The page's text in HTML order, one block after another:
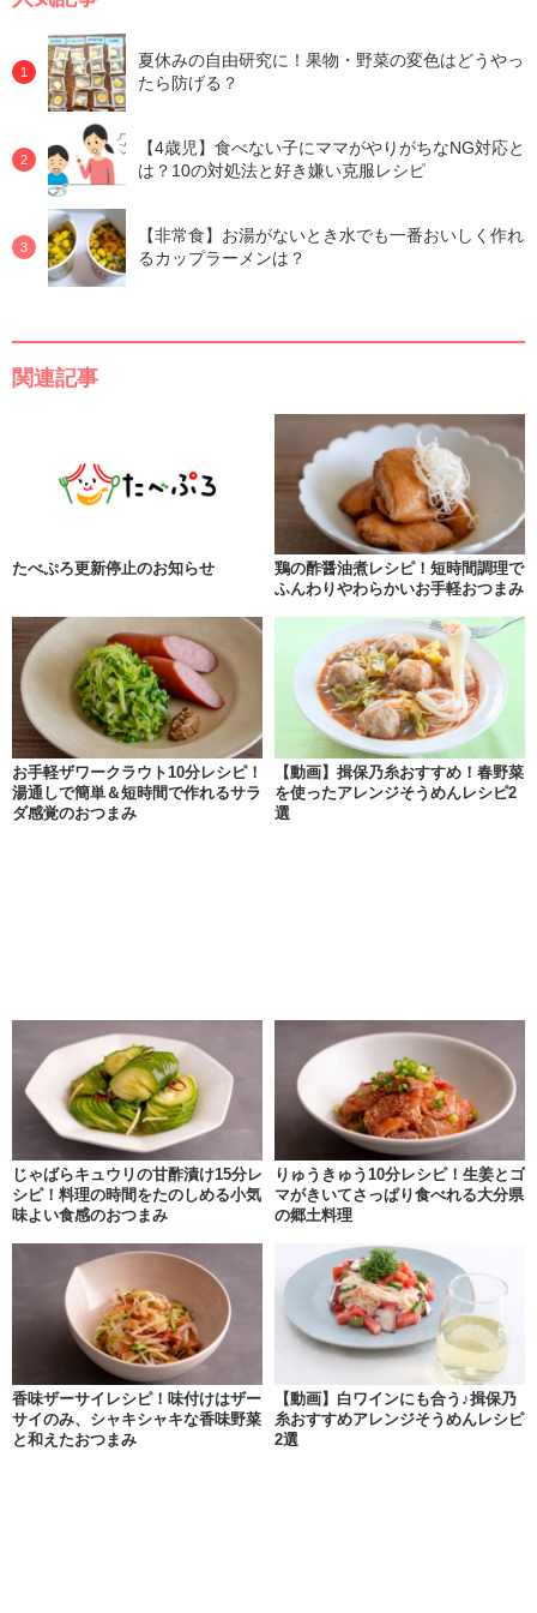
夏休みの自由研究に！果物・野菜の変色はどうやっ
たら防げる？
【4歳児】食べない子にママがやりがちなNG対応と
は？10の対処法と好き嫌い克服レシピ
【非常食】お湯がないとき水でも一番おいしく作れ
るカップラーメンは？
関連記事
たべぷろ更新停止のお知らせ
鶏の酢醤油煮レシピ！短時間調理で
ふんわりやわらかいお手軽おつまみ
お手軽ザワークラウト10分レシピ！
湯通しで簡単＆短時間で作れるサラ
ダ感覚のおつまみ
【動画】揖保乃糸おすすめ！春野菜
を使ったアレンジそうめんレシピ2
選
じゃばらキュウリの甘酢漬け15分レ
シピ！料理の時間をたのしめる小気
味よい食感のおつまみ
りゅうきゅう10分レシピ！生姜とゴ
マがきいてさっぱり食べれる大分県
の郷土料理
香味ザーサイレシピ！味付けはザー
サイのみ、シャキシャキな香味野菜
と和えたおつまみ
【動画】白ワインにも合う♪揖保乃
糸おすすめアレンジそうめんレシピ
2選